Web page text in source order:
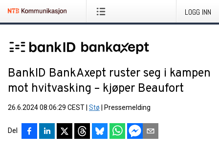
LOGG INN
BankID BankAxept ruster seg i kampen
mot hvitvasking – kjøper Beaufort
26.6.2024 08:06:29 CEST Stø Pressemelding
Del